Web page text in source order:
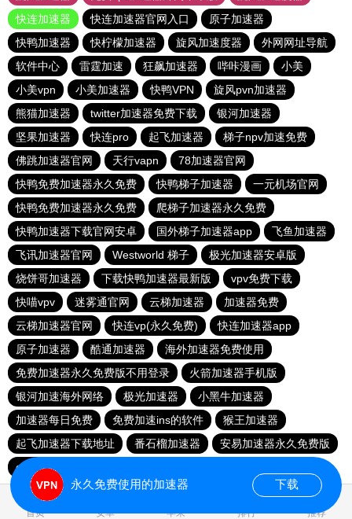
快连加速器
快连加速器官网入口
原子加速器
快鸭加速器
快柠檬加速器 旋风加速度器
外网网址导航
软件中心
雷霆加速 狂飙加速器 哔咔漫画
小美
小美vpn
小美加速器 快鸭VPN
旋风pvn加速器
熊猫加速器
twitter加速器免费下载
银河加速器
坚果加速器
快连pro 起飞加速器
梯子npv加速免费
佛跳加速器官网
天行vapn
78加速器官网
快鸭免费加速器永久免费
快鸭梯子加速器
一元机场官网
快鸭免费加速器永久免费
爬梯子加速器永久免费
快鸭加速器下载官网安卓
国外梯子加速器app
飞鱼加速器
飞讯加速器官网
Westworld 梯子
极光加速器安卓版
烧饼哥加速器
下载快鸭加速器最新版
vpv免费下载
快喵vpv
迷雾通官网 云梯加速器
加速器免费
云梯加速器官网
快连vp(永久免费)
快连加速器app
原子加速器
酷通加速器
海外加速器免费使用
免费加速器永久免费版不用登录
火箭加速器手机版
银河加速海外网络
极光加速器
小黑牛加速器
加速器每日免费
免费加速ins的软件
猴王加速器
起飞加速器下载地址
番石榴加速器
安易加速器永久免费版
quickq官网下载
首页 安卓 苹果 排行 推荐
永久免费使用的加速器 下载
0.024925s